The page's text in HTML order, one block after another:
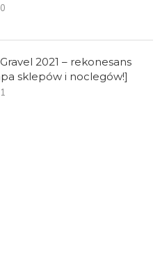
2021 – rekonesans
sklepów i noclegów!]